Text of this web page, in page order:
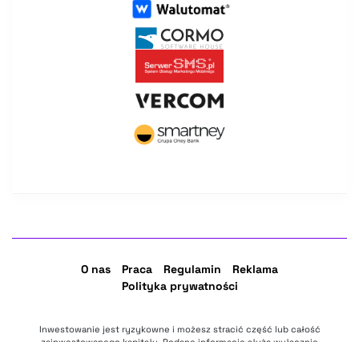
O nas Praca Regulamin
Reklama
Polityka prywatności
Inwestowanie jest ryzykowne i możesz stracić część lub całość